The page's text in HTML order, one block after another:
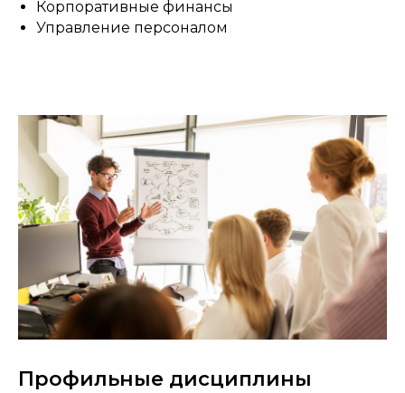
Корпоративные финансы
Управление персоналом
Профильные дисциплины